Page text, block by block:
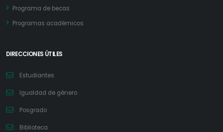
Programa de becas
Programas académicos
DIRECCIONES ÚTILES
Estudiantes
Igualdad de género
Posgrado
Biblioteca